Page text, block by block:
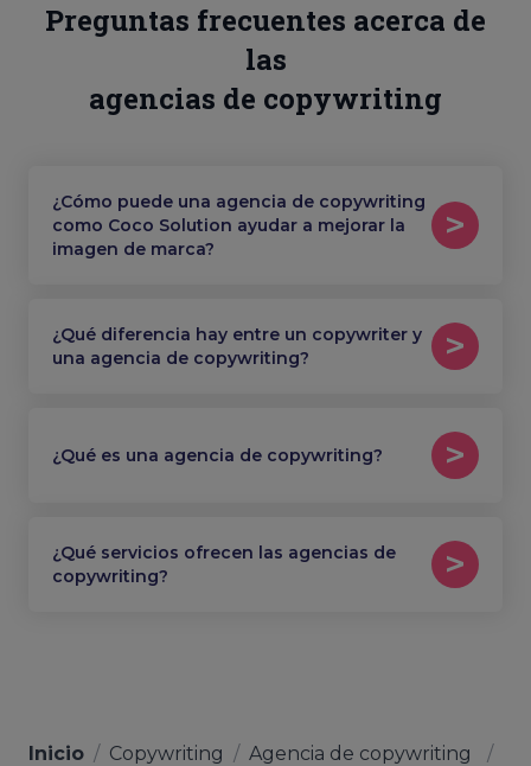
Preguntas frecuentes acerca de
las
agencias de copywriting
¿Cómo puede una agencia de copywriting
como Coco Solution ayudar a mejorar la
imagen de marca?
¿Qué diferencia hay entre un copywriter y
una agencia de copywriting?
¿Qué es una agencia de copywriting?
¿Qué servicios ofrecen las agencias de
copywriting?
Inicio / Copywriting / Agencia de copywriting
/